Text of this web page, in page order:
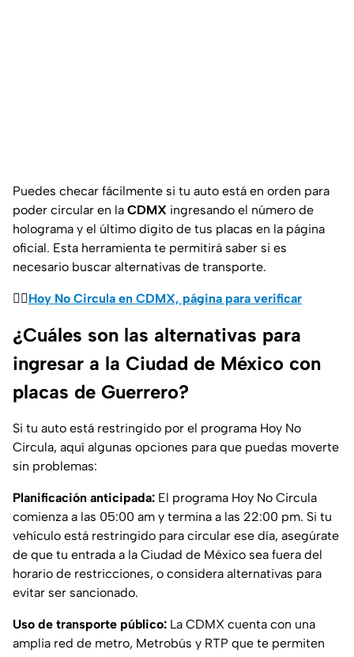
Puedes checar fácilmente si tu auto está en orden para
poder circular en la CDMX ingresando el número de
holograma y el último dígito de tus placas en la página
oficial. Esta herramienta te permitirá saber si es
necesario buscar alternativas de transporte.
👉🏼Hoy No Circula en CDMX, página para verificar
¿Cuáles son las alternativas para
ingresar a la Ciudad de México con
placas de Guerrero?
Si tu auto está restringido por el programa Hoy No
Circula, aquí algunas opciones para que puedas moverte
sin problemas:
Planificación anticipada: El programa Hoy No Circula
comienza a las 05:00 am y termina a las 22:00 pm. Si tu
vehículo está restringido para circular ese día, asegúrate
de que tu entrada a la Ciudad de México sea fuera del
horario de restricciones, o considera alternativas para
evitar ser sancionado.
Uso de transporte público: La CDMX cuenta con una
amplia red de metro, Metrobús y RTP que te permiten